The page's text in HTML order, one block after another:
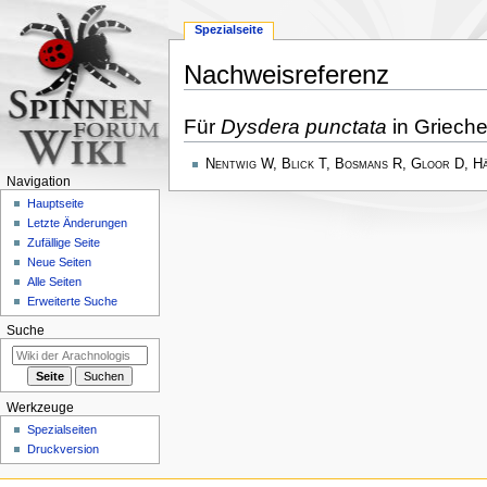
Nachweisreferenz
Navigation
springen
Suche
springen
Für Dysdera punctata in
Nentwig W, Blick T, Bosmans R, Gloor D,
Spezialseite
Navigation
Hauptseite
Letzte Änderungen
Zufällige Seite
Neue Seiten
Alle Seiten
Erweiterte Suche
Suche
Werkzeuge
Spezialseiten
Druckversion